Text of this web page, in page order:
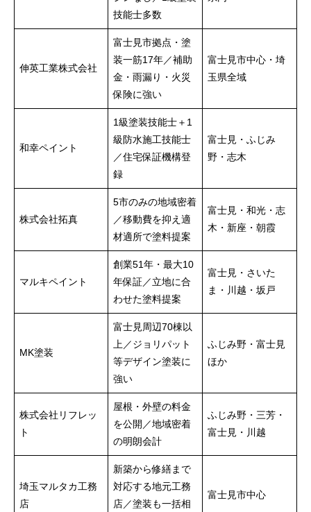
技能士多数
伸英工業株式会社
富士見市拠点・塗
装一筋17年／補助
金・雨漏り・火災
保険に強い
富士見市中心・埼
玉県全域
和幸ペイント
1級塗装技能士＋1
級防水施工技能士
／住宅保証機構登
録
富士見・ふじみ
野・志木
株式会社拓真
5市のみの地域密着
／移動費を抑え適
材適所で塗料提案
富士見・和光・志
木・新座・朝霞
マルキペイント
創業51年・最大10
年保証／立地に合
わせた塗料提案
富士見・さいた
ま・川越・坂戸
MK塗装
富士見周辺70棟以
上／ジョリパット
等デザイン塗装に
強い
ふじみ野・富士見
ほか
株式会社リフレッ
ト
屋根・外壁の料金
を公開／地域密着
の明朗会計
ふじみ野・三芳・
富士見・川越
埼玉マルタカ工務
店
新築から修繕まで
対応する地元工務
店／塗装も一括相
富士見市中心